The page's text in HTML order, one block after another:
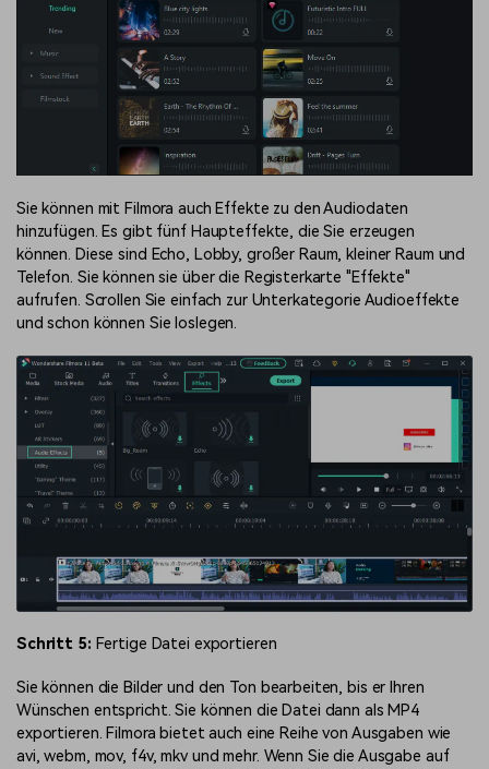
Sie können mit Filmora auch Effekte zu den Audiodaten
hinzufügen. Es gibt fünf Haupteffekte, die Sie erzeugen
können. Diese sind Echo, Lobby, großer Raum, kleiner Raum und
Telefon. Sie können sie über die Registerkarte "Effekte"
aufrufen. Scrollen Sie einfach zur Unterkategorie Audioeffekte
und schon können Sie loslegen.
Schritt 5: Fertige Datei exportieren
Sie können die Bilder und den Ton bearbeiten, bis er Ihren
Wünschen entspricht. Sie können die Datei dann als MP4
exportieren. Filmora bietet auch eine Reihe von Ausgaben wie
avi, webm, mov, f4v, mkv und mehr. Wenn Sie die Ausgabe auf